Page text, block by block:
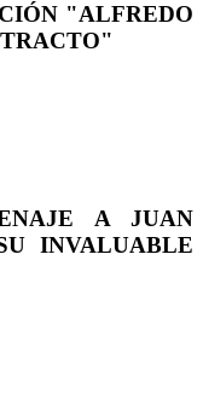
"ALFREDO
A JUAN
INVALUABLE